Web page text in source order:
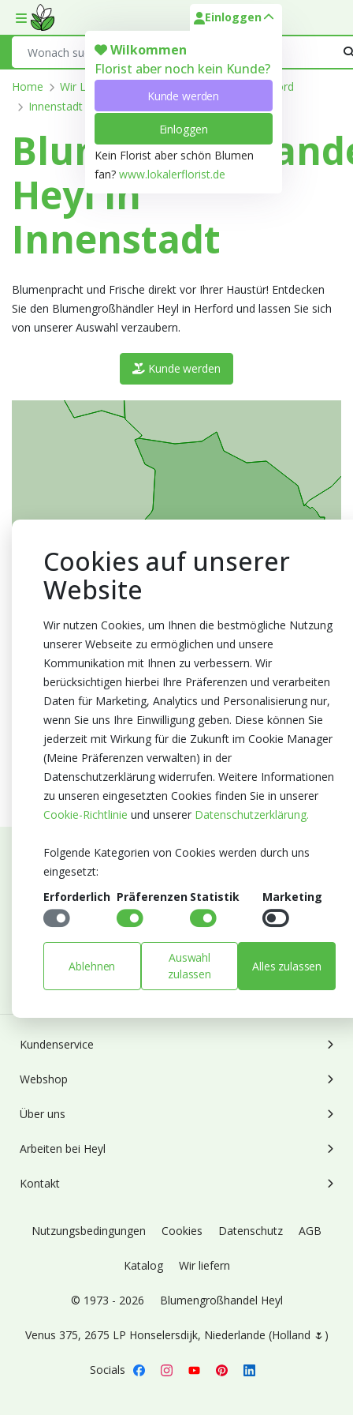
Toggle mobile menu
Einloggen
Wilkommen
Florist aber noch kein Kunde?
Kunde werden
Einloggen
Kein Florist aber schön Blumen
fan? www.lokalerflorist.de
Home Wir Liefern
Herford
Innenstadt
Heyl in
Innenstadt
Blumenpracht und Frische direkt vor Ihrer Haustür! Entdecken
Sie den Blumengroßhändler Heyl in Herford und lassen Sie sich
von unserer Auswahl verzaubern.
Kunde werden
Abonnieren Sie unseren Newsletter
Bleiben Sie auf dem Laufenden mit Neuigkeiten und
Entwicklungen von Blumengroßhandel Heyl
Abonnieren
Kundenservice
Webshop
Über uns
Arbeiten bei Heyl
Kontakt
Nutzungsbedingungen Cookies Datenschutz AGB
Katalog Wir liefern
© 1973 - 2026 Blumengroßhandel Heyl
Venus 375, 2675 LP Honselersdijk, Niederlande (Holland 🌷)
Socials
Cookies auf unserer
Website
Wir nutzen Cookies, um Ihnen die bestmögliche Nutzung
unserer Webseite zu ermöglichen und unsere
Kommunikation mit Ihnen zu verbessern. Wir
berücksichtigen hierbei Ihre Präferenzen und verarbeiten
Daten für Marketing, Analytics und Personalisierung nur,
wenn Sie uns Ihre Einwilligung geben. Diese können Sie
jederzeit mit Wirkung für die Zukunft im Cookie Manager
(Meine Präferenzen verwalten) in der
Datenschutzerklärung widerrufen. Weitere Informationen
zu unseren eingesetzten Cookies finden Sie in unserer
Cookie-Richtlinie und unserer Datenschutzerklärung.
Folgende Kategorien von Cookies werden durch uns
eingesetzt:
Erforderlich Präferenzen Statistik Marketing
Ablehnen
Auswahl
zulassen
Alles zulassen